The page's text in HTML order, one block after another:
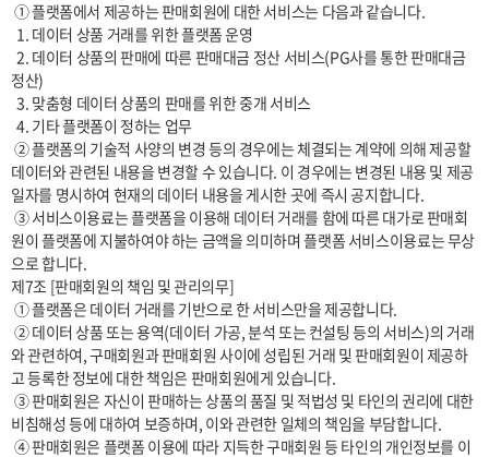
  2. 데이터 상품의 판매에 따른 판매대금 정산 서비스(PG사를 통한 판매대금
정산)
  3. 맞춤형 데이터 상품의 판매를 위한 중개 서비스
  4. 기타 플랫폼이 정하는 업무
데이터와 관련된 내용을 변경할 수 있습니다. 이 경우에는 변경된 내용 및 제공
일자를 명시하여 현재의 데이터 내용을 게시한 곳에 즉시 공지합니다.
원이 플랫폼에 지불하여야 하는 금액을 의미하며 플랫폼 서비스이용료는 무상
으로 합니다.
제7조 [판매회원의 책임 및 관리의무]
와 관련하여, 구매회원과 판매회원 사이에 성립된 거래 및 판매회원이 제공하
고 등록한 정보에 대한 책임은 판매회원에게 있습니다.
비침해성 등에 대하여 보증하며, 이와 관련한 일체의 책임을 부담합니다.